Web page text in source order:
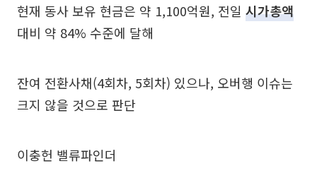
현재 동사 보유 현금은 약 1,100억원, 전일 시가총액
대비 약 84% 수준에 달해
잔여 전환사채(4회차, 5회차) 있으나, 오버행 이슈는
크지 않을 것으로 판단
이충헌 밸류파인더